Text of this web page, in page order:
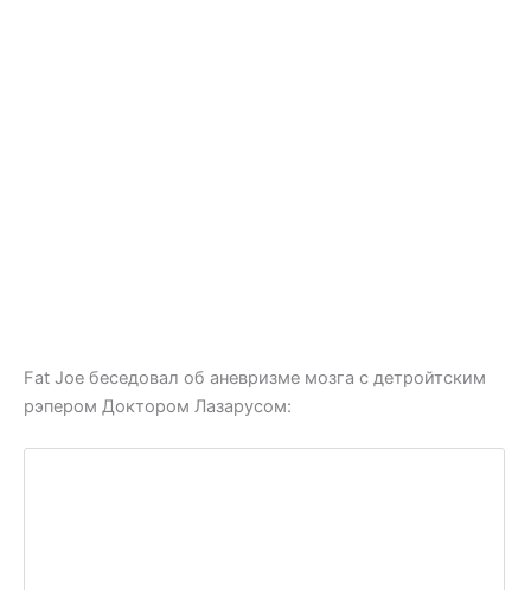
Fat Joe беседовал об аневризме мозга с детройтским
рэпером Доктором Лазарусом: